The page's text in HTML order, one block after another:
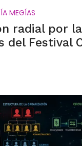
MEGÍAS
radial por
del Festival